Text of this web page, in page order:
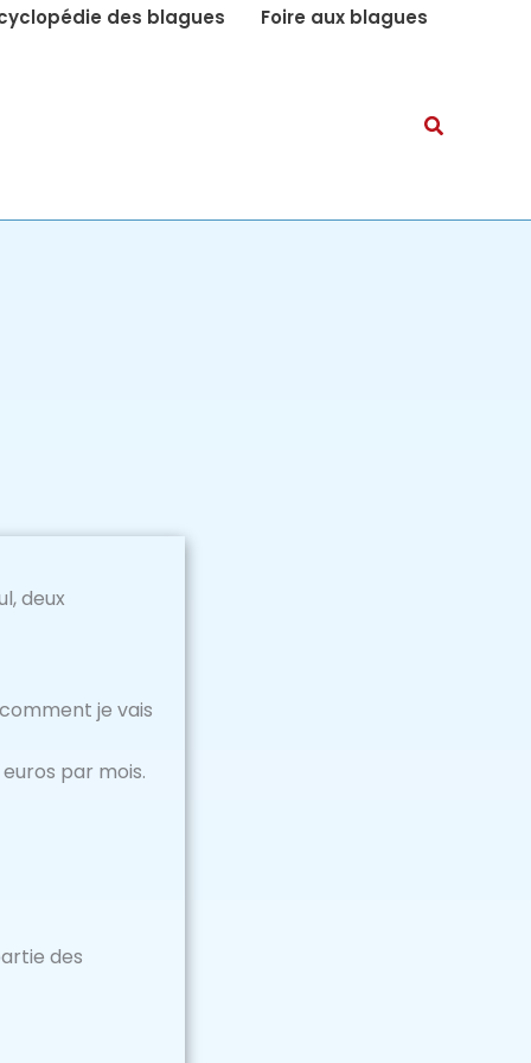
des blagues Foire aux blagues
deux
je vais
par mois.
des